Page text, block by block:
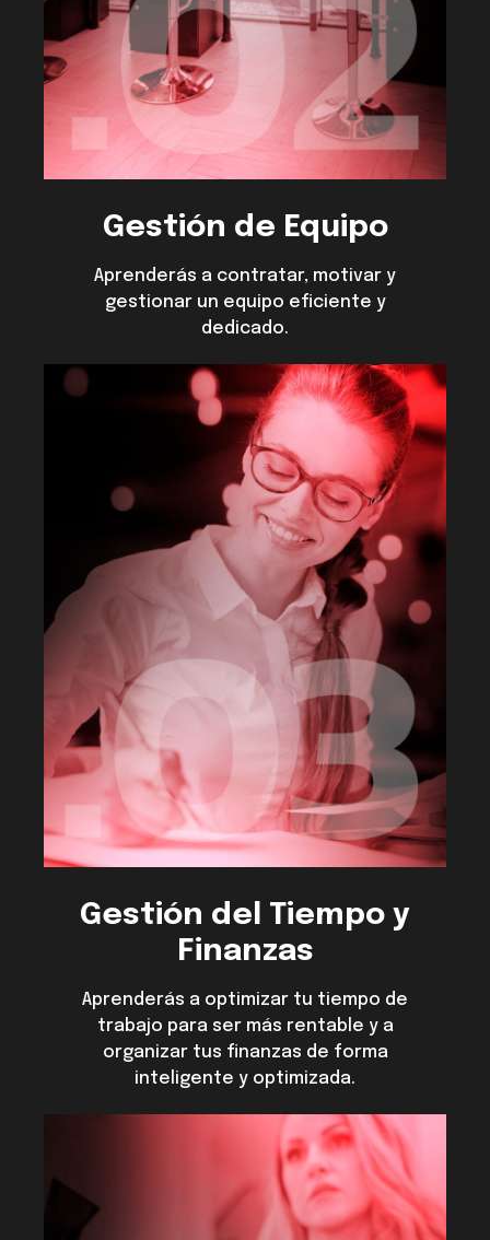
Gestión de Equipo
Aprenderás a contratar, motivar y
gestionar un equipo eficiente y
dedicado.
Gestión del Tiempo y
Finanzas
Aprenderás a optimizar tu tiempo de
trabajo para ser más rentable y a
organizar tus finanzas de forma
inteligente y optimizada.